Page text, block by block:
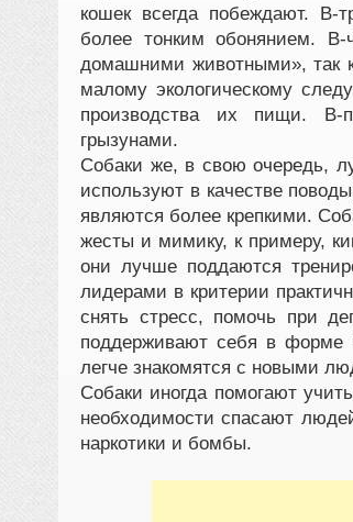
кошек всегда побеждают.
более тонким обонянием. В-
домашними животными», так
малому экологическому
производства их пищи. В-
грызунами.
Собаки же, в свою очередь,
используют в качестве
являются более крепкими.
жесты и мимику, к примеру,
они лучше поддаются
лидерами в критерии
снять стресс, помочь при
поддерживают себя в форме
легче знакомятся с новыми
Собаки иногда помогают
необходимости спасают
наркотики и бомбы.